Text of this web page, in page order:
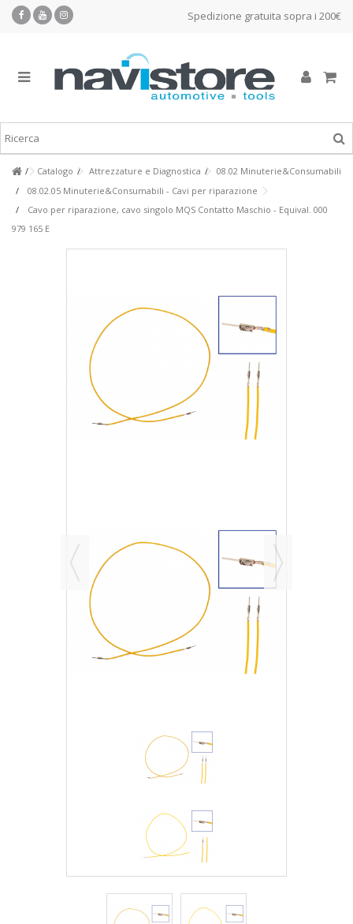
Spedizione gratuita sopra i 200€
Catalogo Attrezzature e Diagnostica
08.02 Minuterie&Consumabili
08.02.05 Minuterie&Consumabili - Cavi per riparazione
Cavo per riparazione, cavo singolo MQS Contatto Maschio - Equival. 000
979 165 E